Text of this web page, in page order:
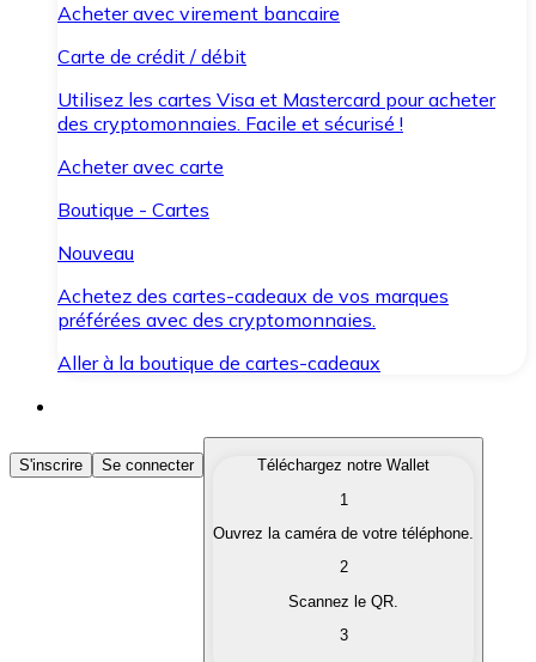
Acheter avec virement bancaire
Carte de crédit / débit
Utilisez les cartes Visa et Mastercard pour acheter
des cryptomonnaies. Facile et sécurisé !
Acheter avec carte
Boutique - Cartes
Nouveau
Achetez des cartes-cadeaux de vos marques
préférées avec des cryptomonnaies.
Aller à la boutique de cartes-cadeaux
Acheter des Cryptomonnaies
Achetez les cryptomonnaies qui vous intéressent
Convertissez vos cryptomonnaies en monnaie
S'inscrire Se connecter
Téléchargez notre Wallet
1
Ouvrez la caméra de votre téléphone.
2
Scannez le QR.
3